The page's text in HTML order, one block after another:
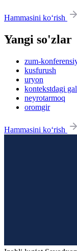
Hammasini ko‘rish
Yangi so'zlar
zum-
kusfurush
uryon
kontekstdagi
neyrotarmoq
oromgir
Hammasini ko‘rish